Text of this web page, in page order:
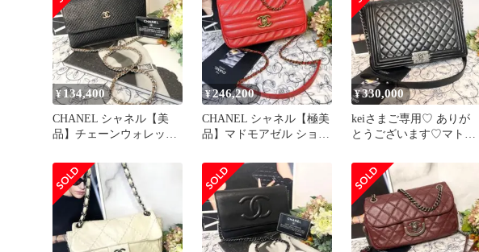
¥134,400
CHANEL シャネル【美
品】チェーンウォレット
バッグ
¥246,200
CHANEL シャネル【極美
品】マドモアゼル ショル
¥330,000
keiさまご専用♡ ありが
とうございます♡マトラ
ー